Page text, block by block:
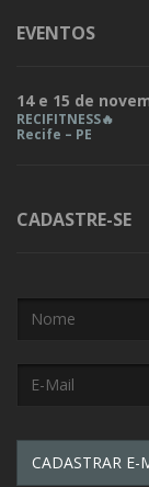
EVENTOS
14 e 15 de
RECIFITNESS🔥
Recife – PE
CADASTRE-SE